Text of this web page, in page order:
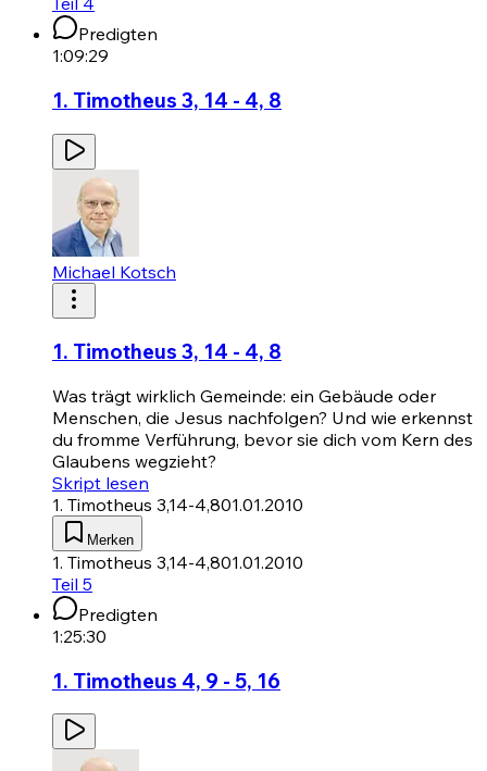
Predigten
1:09:29
1. Timotheus 3, 14 - 4, 8
Michael Kotsch
1. Timotheus 3, 14 - 4, 8
Was trägt wirklich Gemeinde: ein Gebäude oder
Menschen, die Jesus nachfolgen? Und wie erkennst
du fromme Verführung, bevor sie dich vom Kern des
Glaubens wegzieht?
Skript lesen
1. Timotheus 3,14-4,801.01.2010
Merken
1. Timotheus 3,14-4,801.01.2010
Teil 5
Predigten
1:25:30
1. Timotheus 4, 9 - 5, 16